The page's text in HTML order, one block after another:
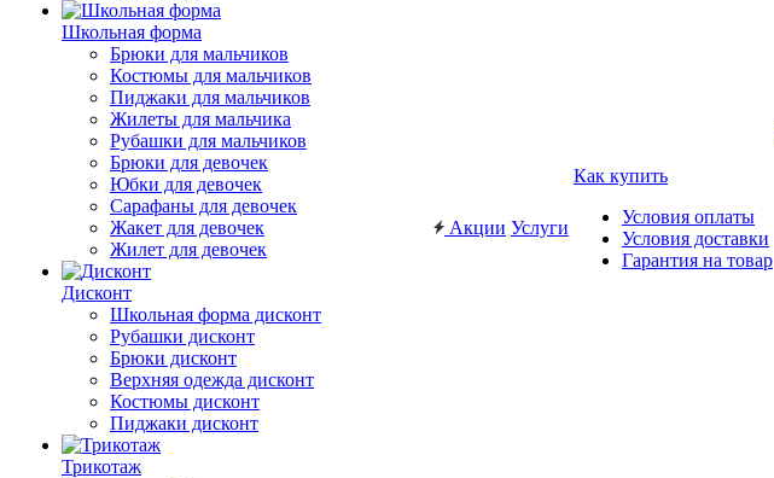
Школьная форма
Брюки для мальчиков
Костюмы для мальчиков
Пиджаки для мальчиков
Жилеты для мальчика
Рубашки для мальчиков
Брюки для девочек
Юбки для девочек
Сарафаны для девочек
Жакет для девочек
Жилет для девочек
Дисконт
Школьная форма дисконт
Рубашки дисконт
Брюки дисконт
Верхняя одежда дисконт
Костюмы дисконт
Пиджаки дисконт
Трикотаж
Акции Услуги
Как купить
Условия оплаты
Условия доставки
Гарантия на товар